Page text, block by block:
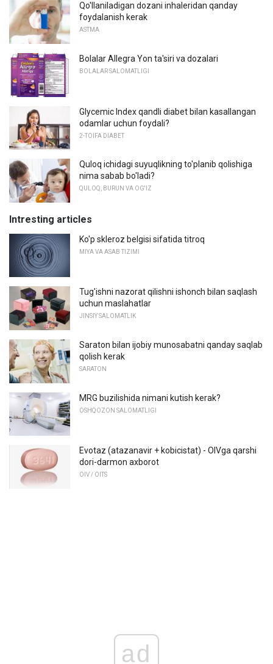
Qo'llaniladigan dozani inhaleridan qanday
foydalanish kerak
ASTMA
Bolalar Allegra Yon ta'siri va dozalari
BOLALAR SALOMATLIGI
Glycemic Index qandli diabet bilan kasallangan
odamlar uchun foydali?
2-TOIFA DIABET
Quloq ichidagi suyuqlikning to'planib qolishiga
nima sabab bo'ladi?
QULOQ, BURUN VA OG'IZ
Intresting articles
Ko'p skleroz belgisi sifatida titroq
MIYA VA ASAB TIZIMI
Tug'ishni nazorat qilishni ishonch bilan saqlash
uchun maslahatlar
JINSIY SALOMATLIK
Saraton bilan ijobiy munosabatni qanday saqlab
qolish kerak
SARATON
MRG buzilishida nimani kutish kerak?
OSHQOZON SALOMATLIGI
Evotaz (atazanavir + kobicistat) - OIVga qarshi
dori-darmon axborot
OIV / OITS
ad